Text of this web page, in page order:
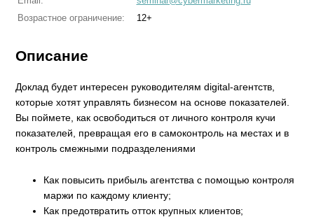
Возрастное ограничение:
12+
Описание
Доклад будет интересен руководителям digital-агентств,
которые хотят управлять бизнесом на основе показателей.
Вы поймете, как освободиться от личного контроля кучи
показателей, превращая его в самоконтроль на местах и в
контроль смежными подразделениями
Как повысить прибыль агентства с помощью контроля
маржи по каждому клиенту;
Как предотвратить отток крупных клиентов;